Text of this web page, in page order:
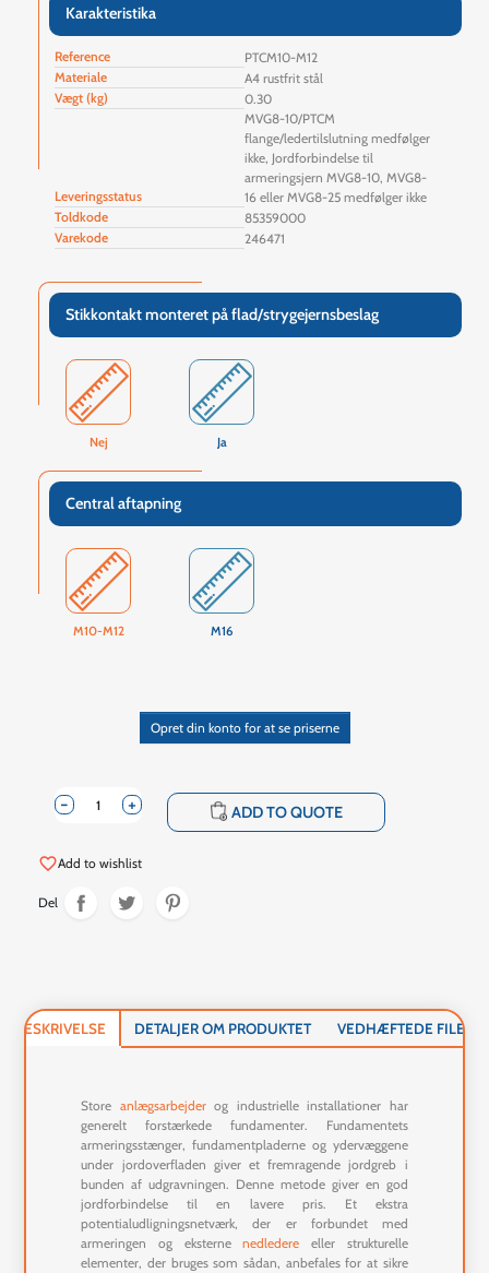
Karakteristika
Reference
PTCM10-M12
Materiale
A4 rustfrit stål
Vægt (kg)
0.30
Leveringsstatus
MVG8-10/PTCM
flange/ledertilslutning medfølger
ikke, Jordforbindelse til
armeringsjern MVG8-10, MVG8-
16 eller MVG8-25 medfølger ikke
Toldkode
85359000
Varekode
246471
Stikkontakt monteret på flad/strygejernsbeslag
Nej Ja
Central aftapning
M10-M12 M16
Opret din konto for at se priserne
+
- shopping_cart ADD TO QUOTE
favorite_borderAdd to wishlist
Del
BESKRIVELSE DETALJER OM PRODUKTET VEDHÆFTEDE FILER
Store anlægsarbejderog industrielle installationer har
generelt forstærkede fundamenter. Fundamentets
armeringsstænger, fundamentpladerne og ydervæggene
under jordoverfladen giver et fremragende jordgreb i
bunden af udgravningen. Denne metode giver en god
jordforbindelse til en lavere pris. Et ekstra
potentialudligningsnetværk, der er forbundet med
armeringen og eksternenedledere
eller strukturelle
elementer, der bruges som sådan, anbefales for at sikre